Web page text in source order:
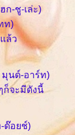
ก-ชู-เล่ะ)
ท)
ล้ว
มุนด์-อาร์ท)
ก็จะมีดังนี้
-ด๊อยช์)